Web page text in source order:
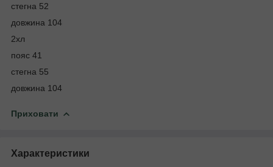
стегна 52
довжина 104
2хл
пояс 41
стегна 55
довжина 104
Приховати
Характеристики